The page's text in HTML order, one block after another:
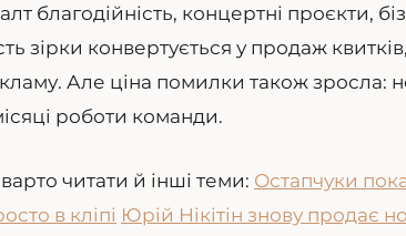
благодійність, концертні проєкти,
зірки конвертується у продаж
Але ціна помилки також
роботи команди.
читати й інші теми: Остапчуки
в кліпі Юрій Нікітін знову продає